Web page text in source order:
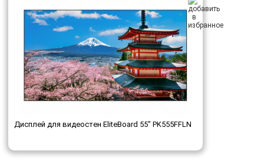
Дисплей для видеостен EliteBoard 55" PK555FFLN